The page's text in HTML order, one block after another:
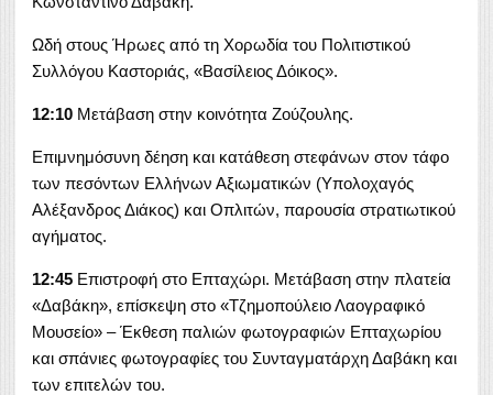
Ωδή στους Ήρωες από τη Χορωδία του Πολιτιστικού
Συλλόγου Καστοριάς, «Βασίλειος Δόικος».
12:10 Μετάβαση στην κοινότητα Ζούζουλης.
Επιμνημόσυνη δέηση και κατάθεση στεφάνων στον τάφο
των πεσόντων Ελλήνων Αξιωματικών (Υπολοχαγός
Αλέξανδρος Διάκος) και Οπλιτών, παρουσία στρατιωτικού
αγήματος.
12:45 Επιστροφή στο Επταχώρι. Μετάβαση στην πλατεία
«Δαβάκη», επίσκεψη στο «Τζημοπούλειο Λαογραφικό
Μουσείο» – Έκθεση παλιών φωτογραφιών Επταχωρίου
και σπάνιες φωτογραφίες του Συνταγματάρχη Δαβάκη και
των επιτελών του.